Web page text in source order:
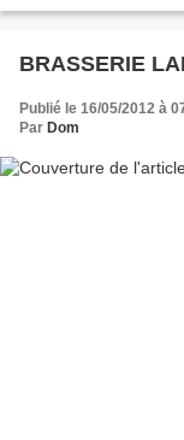
BRASSERIE
Publié le 16/05/2012 à
Par Dom